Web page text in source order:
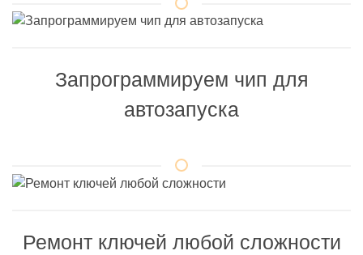
Запрограммируем чип для
автозапуска
Ремонт ключей любой сложности